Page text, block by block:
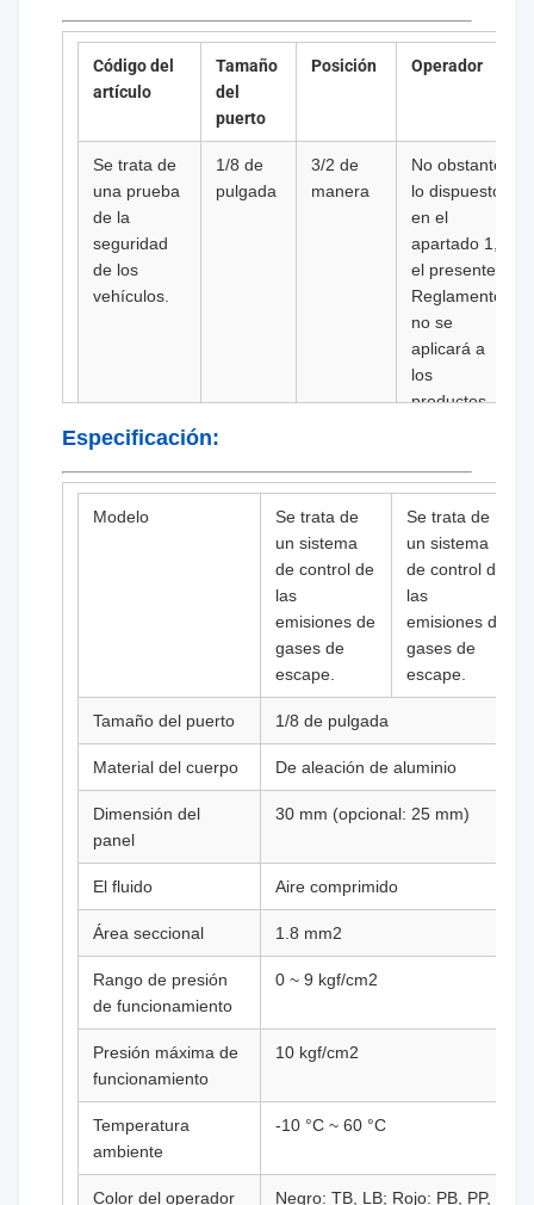
Código del
artículo
Tamaño
del
puerto
Posición Operador
Se trata de
una prueba
de la
seguridad
de los
vehículos.
1/8 de
pulgada
3/2 de
manera
No obstante
lo dispuesto
en el
apartado 1,
el presente
Reglamento
no se
aplicará a
los
productos
siguientes:
Se aplicará
3/2 de
manera
Botón de la
palma
(Flush)
Se aplicará
el método
de los
productos.
1/8 de
pulgada
3/2 de
manera
Botón de la
Se trata de
una serie
de medidas
que se
aplican a
los
público.
pulgada
3/2 de
manera
cierre
Especificación:
Modelo
Se trata de
un sistema
de control de
las
emisiones de
gases de
escape.
Se trata de
un sistema
de control de
las
emisiones de
gases de
escape.
Tamaño del puerto 1/8 de pulgada
Material del cuerpo De aleación de aluminio
Dimensión del
panel
30 mm (opcional: 25 mm)
El fluido Aire comprimido
Área seccional 1.8 mm2
Rango de presión
de funcionamiento
0 ~ 9 kgf/cm2
Presión máxima de
funcionamiento
10 kgf/cm2
Temperatura
ambiente
-10 °C ~ 60 °C
Color del operador Negro: TB, LB; Rojo: PB, PP,